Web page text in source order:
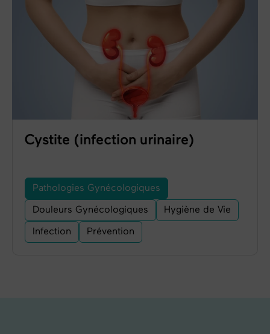
Cystite (infection urinaire)
Pathologies Gynécologiques
Douleurs Gynécologiques Hygiène de Vie
Infection Prévention